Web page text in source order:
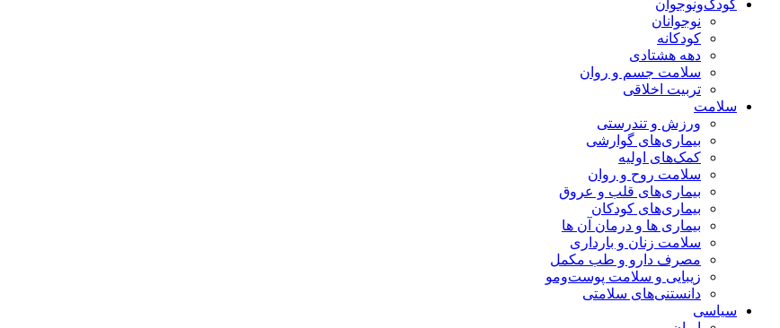
کودک‌ونوجوان
نوجوانان
کودکانه
دهه هشتادی
سلامت جسم و روان
تربیت اخلاقی
سلامت
ورزش و تندرستی
بیماری‌های گوارشی
کمک‌های اولیه
سلامت روح و روان
بیماری‌های قلب و عروق
بیماری‌های کودکان
بیماری ها و درمان آن ها
سلامت زنان و بارداری
مصرف دارو و طب مکمل
زیبایی و سلامت پوست‌ومو
دانستنی‌های سلامتی
سیاسی